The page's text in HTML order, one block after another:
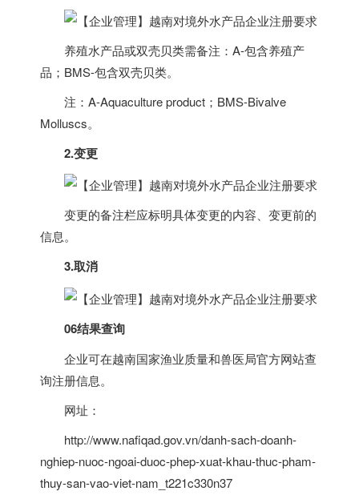
养殖水产品或双壳贝类需备注：A-包含养殖产
品；BMS-包含双壳贝类。
注：A-Aquaculture product；BMS-Bivalve
Molluscs。
2.变更
变更的备注栏应标明具体变更的内容、变更前的
信息。
3.取消
06结果查询
企业可在越南国家渔业质量和兽医局官方网站查
询注册信息。
网址：
http://www.nafiqad.gov.vn/danh-sach-doanh-
nghiep-nuoc-ngoai-duoc-phep-xuat-khau-thuc-pham-
thuy-san-vao-viet-nam_t221c330n37